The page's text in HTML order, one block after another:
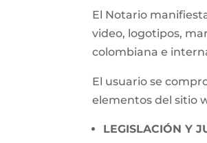
El Notario
video, logotipos,
colombiana e
El usuario se
elementos del sitio
LEGISLACIÓN Y